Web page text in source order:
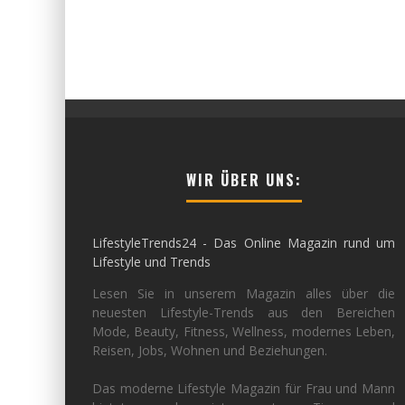
WIR ÜBER UNS:
LifestyleTrends24 - Das Online Magazin rund um
Lifestyle und Trends
Lesen Sie in unserem Magazin alles über die
neuesten Lifestyle-Trends aus den Bereichen
Mode, Beauty, Fitness, Wellness, modernes Leben,
Reisen, Jobs, Wohnen und Beziehungen.
Das moderne Lifestyle Magazin für Frau und Mann